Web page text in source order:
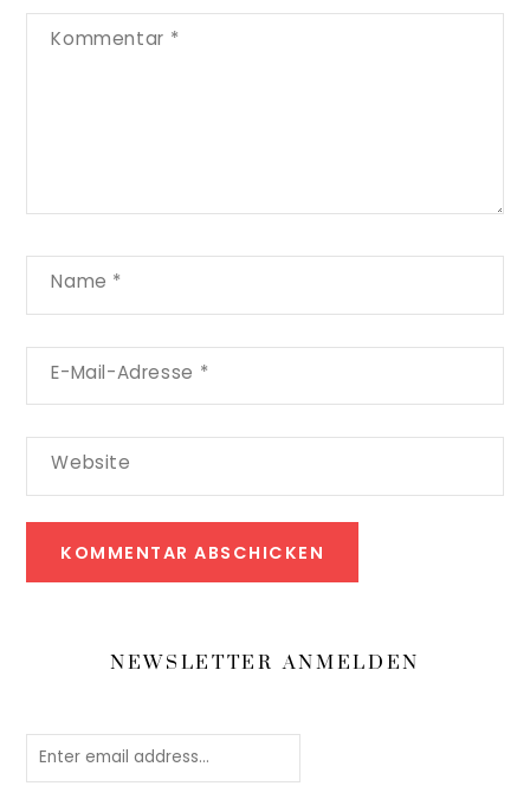
Kommentar *
Name *
E-Mail-Adresse *
Website
NEWSLETTER ANMELDEN